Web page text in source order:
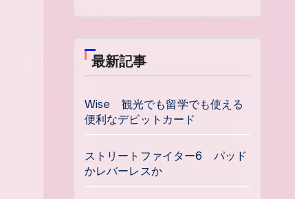
最新記事
Wise 観光でも留学でも使える
便利なデビットカード
ストリートファイター6 パッド
かレバーレスか